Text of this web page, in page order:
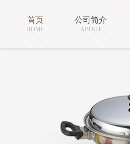
首页
HOME
公司简介
ABOUT